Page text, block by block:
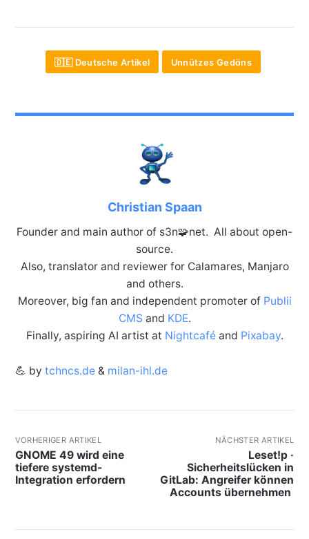
🇩🇪 Deutsche Artikel Unnützes Gedöns
Christian Spaan
Founder and main author of s3n🧩net. All about open-
source.
Also, translator and reviewer for Calamares, Manjaro
and others.
Moreover, big fan and independent promoter of Publii
CMS and KDE.
Finally, aspiring AI artist at Nightcaféand Pixabay.
💪 by tchncs.de& milan-ihl.de
VORHERIGER ARTIKEL
GNOME 49 wird eine
tiefere systemd-
Integration erfordern
NÄCHSTER ARTIKEL
Leset!p ·
Sicherheitslücken in
GitLab: Angreifer können
Accounts übernehmen